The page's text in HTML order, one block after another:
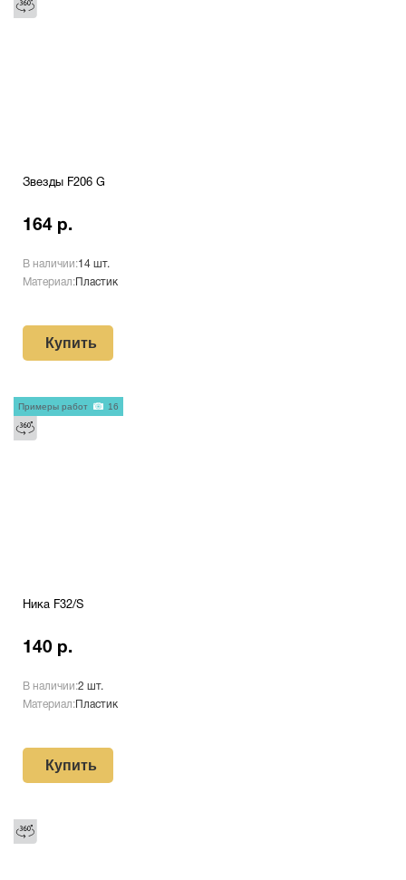
Звезды F206 G
164 р.
В наличии:14 шт.
Материал: Пластик
Купить
Ника F32/S
140 р.
В наличии:2 шт.
Материал: Пластик
Купить
Примеры работ 16